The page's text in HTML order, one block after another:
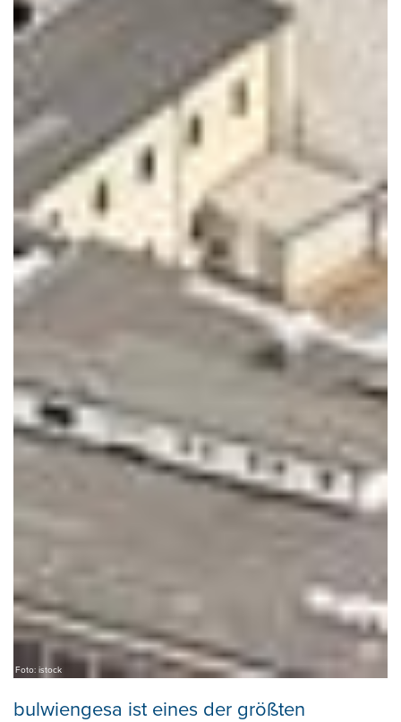
Foto: istock
bulwiengesa ist eines der größten